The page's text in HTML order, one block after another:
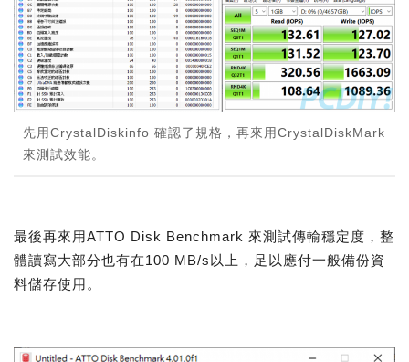
先用CrystalDiskinfo 確認了規格，再來用CrystalDiskMark
來測試效能。
最後再來用ATTO Disk Benchmark 來測試傳輸穩定度，整
體讀寫大部分也有在100 MB/s以上，足以應付一般備份資
料儲存使用。